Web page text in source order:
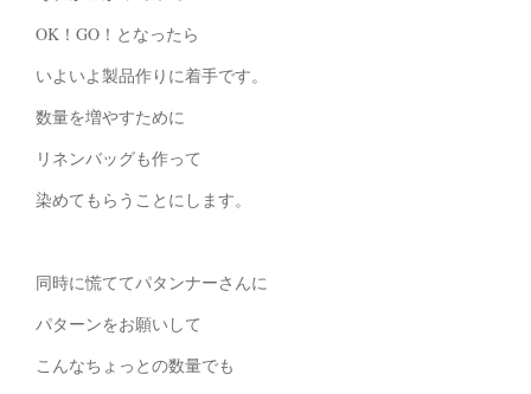
OK！GO！となったら
いよいよ製品作りに着手です。
数量を増やすために
リネンバッグも作って
染めてもらうことにします。
同時に慌ててパタンナーさんに
パターンをお願いして
こんなちょっとの数量でも